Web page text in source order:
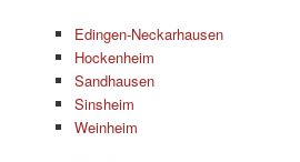
Edingen-Neckarhausen
Hockenheim
Sandhausen
Sinsheim
Weinheim